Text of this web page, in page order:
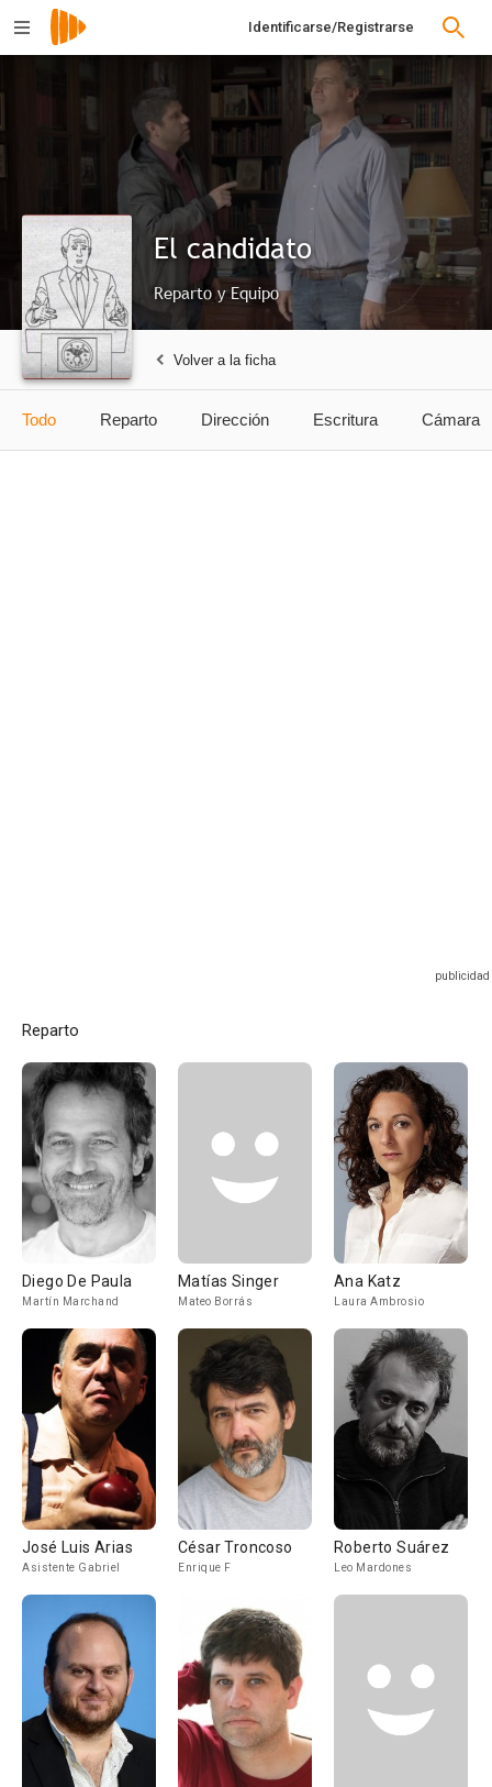
Identificarse/Registrarse
El candidato
Reparto y Equipo
Volver a la ficha
Todo Reparto Dirección Escritura Cámara
Reparto
Diego De Paula
Martín Marchand
Matías Singer
Mateo Borrás
Ana Katz
Laura Ambrosio
José Luis Arias
Asistente Gabriel
César Troncoso
Enrique F
Roberto Suárez
Leo Mardones